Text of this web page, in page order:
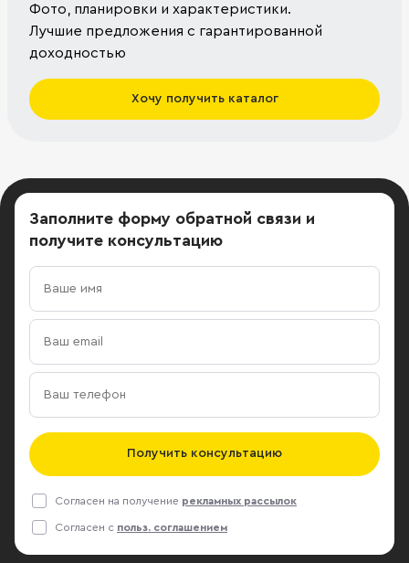
Фото, планировки и характеристики.
Лучшие предложения с гарантированной
доходностью
Хочу получить каталог
Заполните форму обратной связи и
получите консультацию
Получить консультацию
Согласен на получение рекламных рассылок
Согласен с польз. соглашением